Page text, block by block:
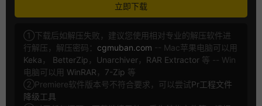
立即下载
①下载后如解压失败，建议您使用相对专业的解压软件进
行解压，解压密码： cgmuban.com -- Mac苹果电脑可以用
Keka ， BetterZip ， Unarchiver， RAR Extractor 等 -- Win
电脑可以用 WinRAR ， 7-Zip 等
②Premiere软件版本号不符合要求，可以尝试Pr工程文件
降级工具